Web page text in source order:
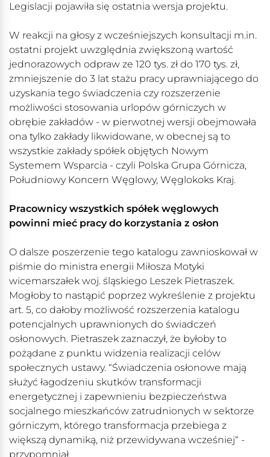
Legislacji pojawiła się ostatnia wersja projektu.
W reakcji na głosy z wcześniejszych konsultacji m.in.
ostatni projekt uwzględnia zwiększoną wartość
jednorazowych odpraw ze 120 tys. zł do 170 tys. zł,
zmniejszenie do 3 lat stażu pracy uprawniającego do
uzyskania tego świadczenia czy rozszerzenie
możliwości stosowania urlopów górniczych w
obrębie zakładów - w pierwotnej wersji obejmowała
ona tylko zakłady likwidowane, w obecnej są to
wszystkie zakłady spółek objętych Nowym
Systemem Wsparcia - czyli Polska Grupa Górnicza,
Południowy Koncern Węglowy, Węglokoks Kraj.
Pracownicy wszystkich spółek węglowych
powinni mieć pracy do korzystania z osłon
O dalsze poszerzenie tego katalogu zawnioskował w
piśmie do ministra energii Miłosza Motyki
wicemarszałek woj. śląskiego Leszek Pietraszek.
Mogłoby to nastąpić poprzez wykreślenie z projektu
art. 5, co dałoby możliwość rozszerzenia katalogu
potencjalnych uprawnionych do świadczeń
osłonowych. Pietraszek zaznaczył, że byłoby to
pożądane z punktu widzenia realizacji celów
społecznych ustawy. “Świadczenia osłonowe mają
służyć łagodzeniu skutków transformacji
energetycznej i zapewnieniu bezpieczeństwa
socjalnego mieszkańców zatrudnionych w sektorze
górniczym, którego transformacja przebiega z
większą dynamiką, niż przewidywana wcześniej“ -
przypomniał.